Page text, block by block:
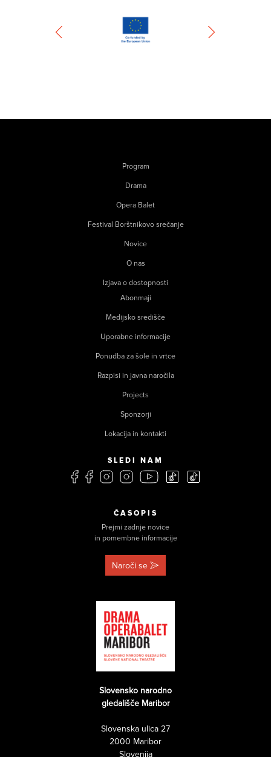
Program
Drama
Opera Balet
Festival Borštnikovo srečanje
Novice
O nas
Izjava o dostopnosti
Abonmaji
Medijsko središče
Uporabne informacije
Ponudba za šole in vrtce
Razpisi in javna naročila
Projects
Sponzorji
Lokacija in kontakti
SLEDI NAM
ČASOPIS
Prejmi zadnje novice
in pomembne informacije
Naroči se
Slovensko narodno
gledališče Maribor
Slovenska ulica 27
2000 Maribor
Slovenija